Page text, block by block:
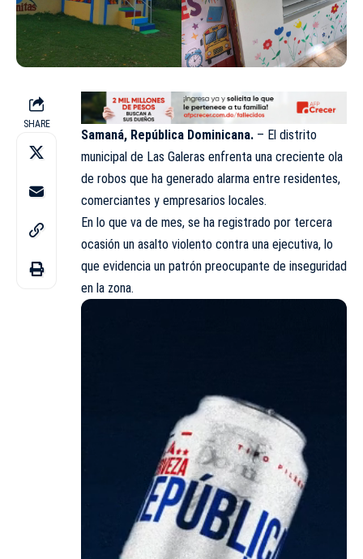
SHARE
Samaná, República Dominicana. – El distrito
municipal de Las Galeras enfrenta una creciente ola
de robos que ha generado alarma entre residentes,
comerciantes y empresarios locales.
En lo que va de mes, se ha registrado por tercera
ocasión un asalto violento contra una ejecutiva, lo
que evidencia un patrón preocupante de inseguridad
en la zona.